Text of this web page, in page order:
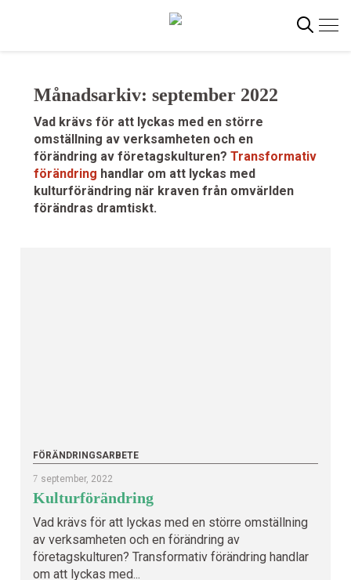
Månadsarkiv: september 2022
Vad krävs för att lyckas med en större
omställning av verksamheten och en
förändring av företagskulturen? Transformativ
förändring handlar om att lyckas med
kulturförändring när kraven från omvärlden
förändras dramtiskt.
FÖRÄNDRINGSARBETE
7 september, 2022
Kulturförändring
Vad krävs för att lyckas med en större omställning
av verksamheten och en förändring av
företagskulturen? Transformativ förändring handlar
om att lyckas med...